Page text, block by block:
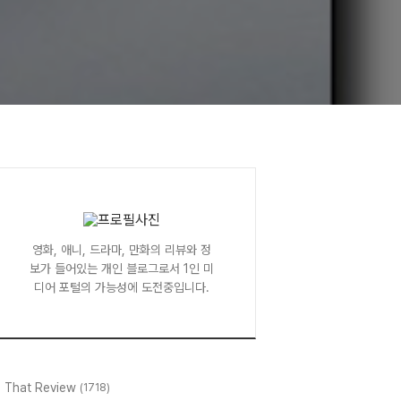
영화, 애니, 드라마, 만화의 리뷰와 정
보가 들어있는 개인 블로그로서 1인 미
디어 포털의 가능성에 도전중입니다.
That Review (1718)